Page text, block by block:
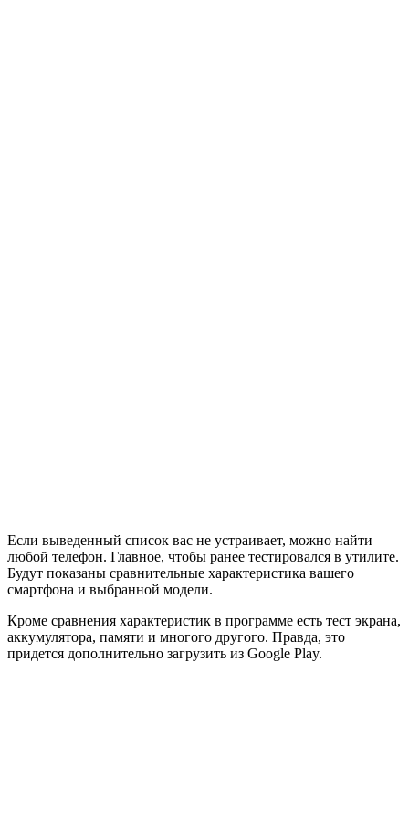
Если выведенный список вас не устраивает, можно найти
любой телефон. Главное, чтобы ранее тестировался в утилите.
Будут показаны сравнительные характеристика вашего
смартфона и выбранной модели.
Кроме сравнения характеристик в программе есть тест экрана,
аккумулятора, памяти и многого другого. Правда, это
придется дополнительно загрузить из Google Play.